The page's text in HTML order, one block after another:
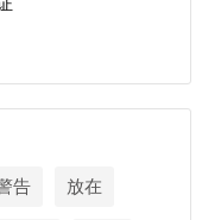
告 放在